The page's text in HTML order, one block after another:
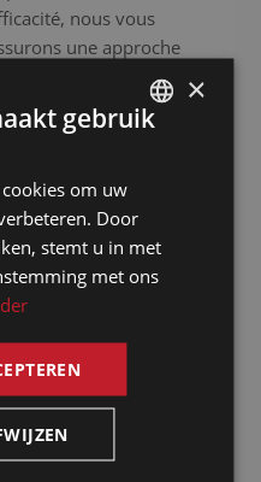
nous vous
une approche
Nous
nous contentons pas
vous fournir des
nous
aussi à votre
un
audiovisuel
de gamme pour
sans accrocs.
vous organisiez
ou en
FRENCH
×
gebruik
om uw
Door
stemt u in met
met ons